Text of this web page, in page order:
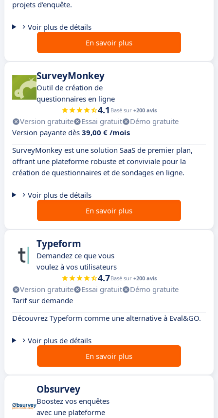
projets d'enquête.
Voir plus de détails
En savoir plus
SurveyMonkey
Outil de création de
questionnaires en ligne
4.1 Basé sur +200 avis
Version gratuite Essai gratuit
Démo gratuite
Version payante dès 39,00 € /mois
SurveyMonkey est une solution SaaS de premier plan,
offrant une plateforme robuste et conviviale pour la
création de questionnaires et de sondages en ligne.
Voir plus de détails
En savoir plus
Typeform
Demandez ce que vous
voulez à vos utilisateurs
4.7Basé sur +200 avis
Version gratuite Essai gratuit
Démo gratuite
Tarif sur demande
Découvrez Typeform comme une alternative à Eval&GO.
Voir plus de détails
En savoir plus
Obsurvey
Boostez vos enquêtes
avec une plateforme